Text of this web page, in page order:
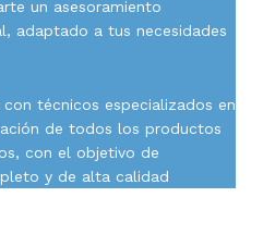
un asesoramiento
adaptado a tus necesidades
técnicos especializados en
de todos los productos
con el objetivo de
y de alta calidad